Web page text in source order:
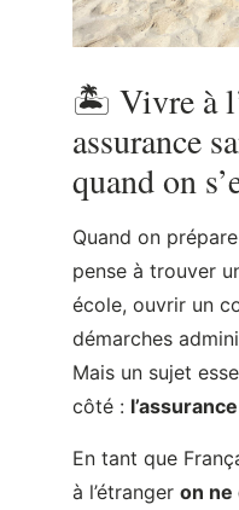
🏝️ Vivre à
assurance
quand on
Quand on
pense à trouver
école, ouvrir un
démarches
Mais un sujet
côté :
En tant que
à l’étranger on ne